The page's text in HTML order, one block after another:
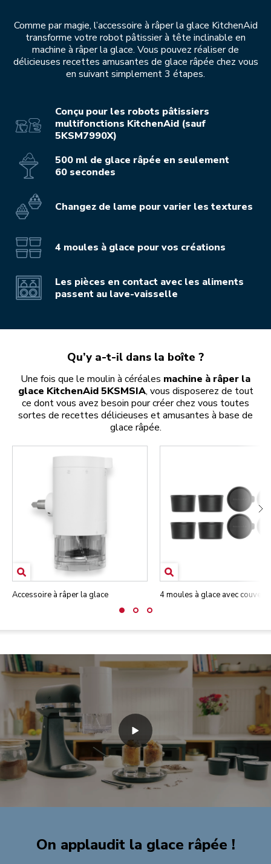
Comme par magie, l’accessoire à râper la glace KitchenAid
transforme votre robot pâtissier à tête inclinable en
machine à râper la glace. Vous pouvez réaliser de
délicieuses recettes amusantes de glace râpée chez vous
en suivant simplement 3 étapes.
Conçu pour les robots pâtissiers
multifonctions KitchenAid (sauf
5KSM7990X)
500 ml de glace râpée en seulement
60 secondes
Changez de lame pour varier les textures
4 moules à glace pour vos créations
Les pièces en contact avec les aliments
passent au lave-vaisselle
Qu’y a-t-il dans la boîte ?
Une fois que le moulin à céréales machine à râper la
glace KitchenAid 5KSMSIA, vous disposerez de tout
ce dont vous avez besoin pour créer chez vous toutes
sortes de recettes délicieuses et amusantes à base de
glace râpée.
Accessoire à râper la glace 4 moules à glace avec
On applaudit la glace râpée !